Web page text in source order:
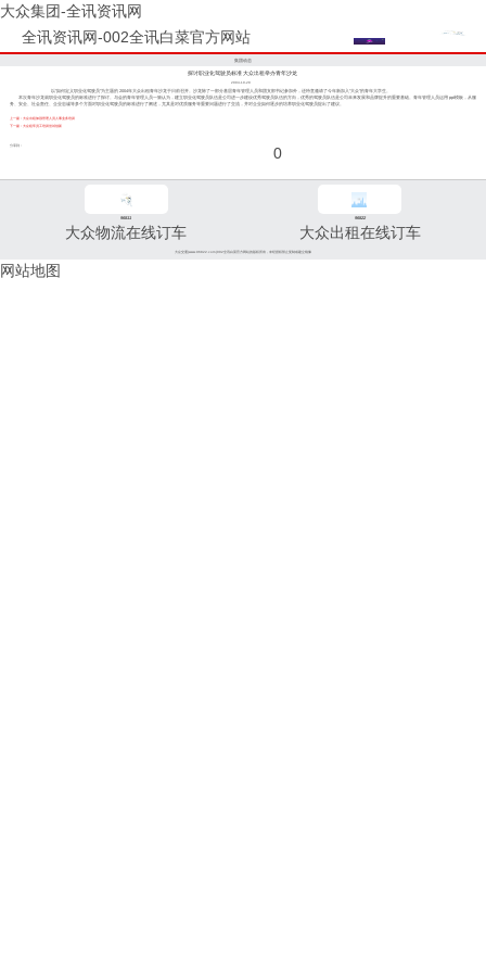
大众集团-全讯资讯网
全讯资讯网-002全讯白菜官方网站
集团动态
探讨职业化驾驶员标准 大众出租举办青年沙龙
2004-10-20
以“如何定义职业化驾驶员”为主题的 2004年大众出租青年沙龙于日前召开。沙龙除了一部分基层青年管理人员和团支部书记参加外，还特意邀请了今年新加入“大众”的青年大学生。
本次青年沙龙就职业化驾驶员的标准进行了探讨。与会的青年管理人员一致认为，建立职业化驾驶员队伍是公司进一步建设优秀驾驶员队伍的方向，优秀的驾驶员队伍是公司未来发展和品牌提升的重要基础。青年管理人员运用 ppt模板，从服
务、安全、社会责任、企业忠诚等多个方面对职业化驾驶员的标准进行了阐述，尤其是对优质服务等重要问题进行了交流，并对企业如何逐步的培养职业化驾驶员提出了建议。
上一篇：大众出租加强管理人员人事业务培训
下一篇：大众租车员工培训尝试创新
分享到： 0
96811
大众物流在线订车
96822
大众出租在线订车
大众交通(www.96822.com)002全讯白菜官方网站的版权所有，未经授权禁止复制或建立镜像
网站地图